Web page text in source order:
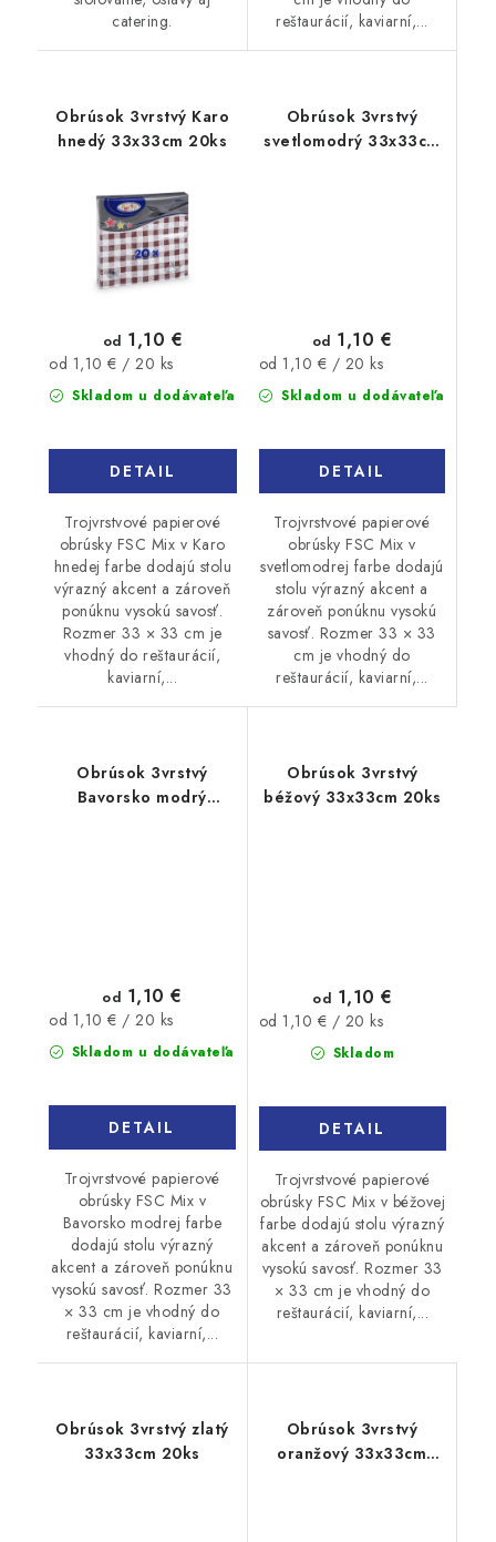
catering.
reštaurácií, kaviarní,...
Obrúsok 3vrstvý Karo
hnedý 33x33cm 20ks
Skladom u dodávateľa
od 1,10 €
Jednotková
cena:
od 1,10 € / 20 ks
DETAIL
Trojvrstvové papierové
obrúsky FSC Mix v Karo
hnedej farbe dodajú stolu
výrazný akcent a zároveň
ponúknu vysokú savosť.
Rozmer 33 × 33 cm je
vhodný do reštaurácií,
kaviarní,...
Obrúsok 3vrstvý
svetlomodrý 33x33cm
Skladom u dodávateľa
od 1,10 €
Jednotková
cena:
od 1,10 € / 20 ks
DETAIL
Trojvrstvové papierové
obrúsky FSC Mix v
svetlomodrej farbe dodajú
stolu výrazný akcent a
zároveň ponúknu vysokú
savosť. Rozmer 33 × 33
cm je vhodný do
reštaurácií, kaviarní,...
Obrúsok 3vrstvý
Bavorsko modrý
Skladom u dodávateľa
od 1,10 €
Jednotková
cena:
od 1,10 € / 20 ks
DETAIL
Trojvrstvové papierové
obrúsky FSC Mix v
Bavorsko modrej farbe
dodajú stolu výrazný
akcent a zároveň ponúknu
vysokú savosť. Rozmer 33
× 33 cm je vhodný do
reštaurácií, kaviarní,...
Obrúsok 3vrstvý
béžový 33x33cm 20ks
Skladom
od 1,10 €
Jednotková
od 1,10 € / 20 ks
DETAIL
Trojvrstvové papierové
obrúsky FSC Mix v béžovej
farbe dodajú stolu výrazný
akcent a zároveň ponúknu
vysokú savosť. Rozmer 33
× 33 cm je vhodný do
reštaurácií, kaviarní,...
Obrúsok 3vrstvý zlatý
33x33cm 20ks
Obrúsok 3vrstvý
oranžový 33x33cm